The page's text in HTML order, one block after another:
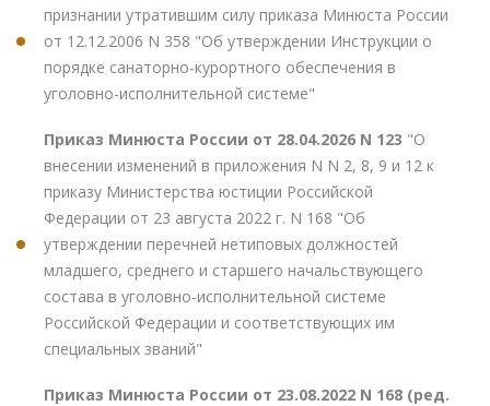
признании утратившим силу приказа Минюста России
от 12.12.2006 N 358 "Об утверждении Инструкции о
порядке санаторно-курортного обеспечения в
уголовно-исполнительной системе"
Приказ Минюста России от 28.04.2026 N 123 "О
внесении изменений в приложения N N 2, 8, 9 и 12 к
приказу Министерства юстиции Российской
Федерации от 23 августа 2022 г. N 168 "Об
утверждении перечней нетиповых должностей
младшего, среднего и старшего начальствующего
состава в уголовно-исполнительной системе
Российской Федерации и соответствующих им
специальных званий"
Приказ Минюста России от 23.08.2022 N 168 (ред.